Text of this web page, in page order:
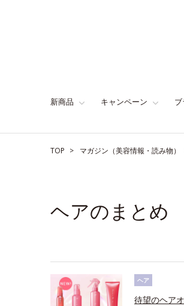
新商品 キャンペーン
TOP マガジン（美容情報・読み物）
ヘアのまとめ
ヘア
待望のヘア